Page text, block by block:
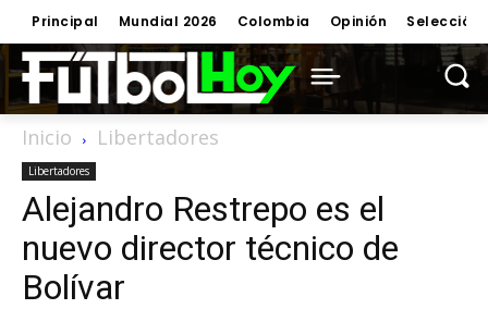
Principal Mundial 2026 Colombia Opinión Selección
Inicio Libertadores
Libertadores
Alejandro Restrepo es el
nuevo director técnico de
Bolívar